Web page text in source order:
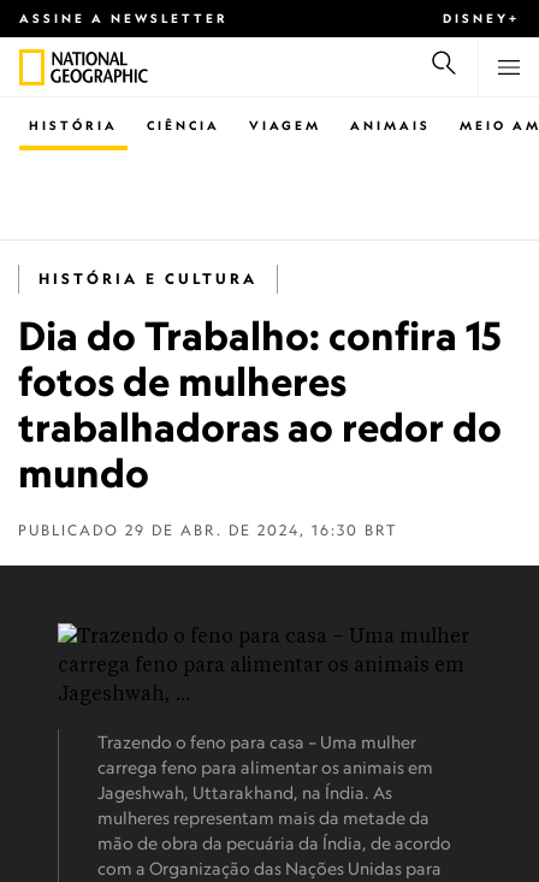
ASSINE A NEWSLETTER DISNEY+
CIÊNCIA VIAGEM ANIMAIS
HISTÓRIA MEIO
HISTÓRIA E CULTURA
Dia do Trabalho: confira 15
fotos de mulheres
trabalhadoras ao redor do
mundo
PUBLICADO 29 DE ABR. DE 2024, 16:30 BRT
Trazendo o feno para casa – Uma mulher
carrega feno para alimentar os animais em
Jageshwah, Uttarakhand, na Índia. As
mulheres representam mais da metade da
mão de obra da pecuária da Índia, de acordo
com a Organização das Nações Unidas para